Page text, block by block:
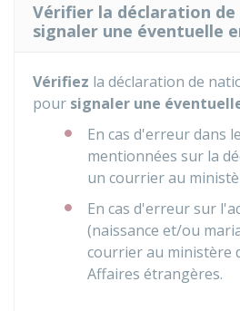
Vérifier la déclaration
signaler une éventuelle
Vérifiez la déclaration de
pour signaler une
En cas d'erreur dans
mentionnées sur la
un courrier au
En cas d'erreur sur
(naissance et/ou
courrier au ministère
Affaires étrangères.